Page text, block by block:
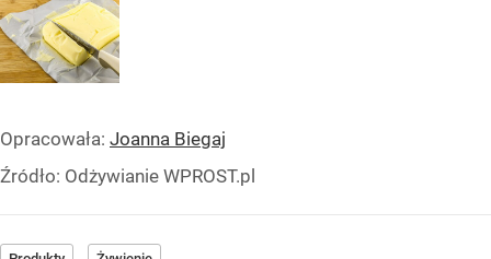
Opracowała: Joanna Biegaj
Źródło: Odżywianie WPROST.pl